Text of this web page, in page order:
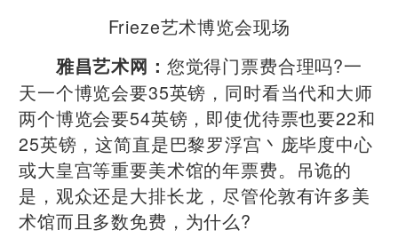
Frieze艺术博览会现场
雅昌艺术网： 您觉得门票费合理吗?一
天一个博览会要35英镑，同时看当代和大师
两个博览会要54英镑，即使优待票也要22和
25英镑，这简直是巴黎罗浮宫丶庞毕度中心
或大皇宫等重要美术馆的年票费。吊诡的
是，观众还是大排长龙，尽管伦敦有许多美
术馆而且多数免费，为什么?